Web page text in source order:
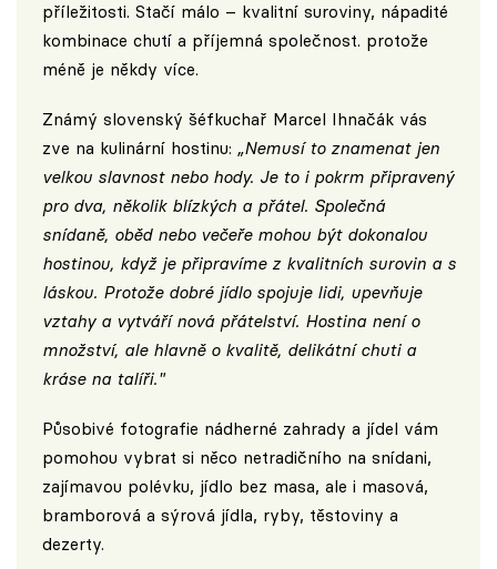
příležitosti. Stačí málo – kvalitní suroviny, nápadité
kombinace chutí a příjemná společnost. protože
méně je někdy více.
Známý slovenský šéfkuchař Marcel Ihnačák vás
zve na kulinární hostinu: „Nemusí to znamenat jen
velkou slavnost nebo hody. Je to i pokrm připravený
pro dva, několik blízkých a přátel. Společná
snídaně, oběd nebo večeře mohou být dokonalou
hostinou, když je připravíme z kvalitních surovin a s
láskou. Protože dobré jídlo spojuje lidi, upevňuje
vztahy a vytváří nová přátelství. Hostina není o
množství, ale hlavně o kvalitě, delikátní chuti a
kráse na talíři."
Působivé fotografie nádherné zahrady a jídel vám
pomohou vybrat si něco netradičního na snídani,
zajímavou polévku, jídlo bez masa, ale i masová,
bramborová a sýrová jídla, ryby, těstoviny a
dezerty.